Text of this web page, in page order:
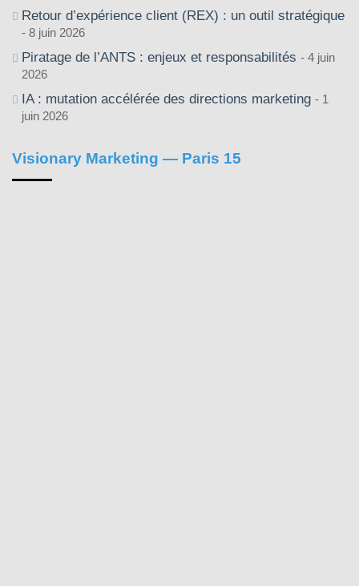
Retour d’expérience client (REX) : un outil stratégique
8 juin 2026
Piratage de l’ANTS : enjeux et responsabilités
4 juin
2026
IA : mutation accélérée des directions marketing
1
juin 2026
Visionary Marketing — Paris 15